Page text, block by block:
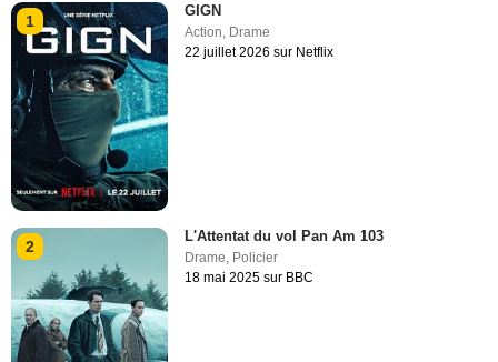
1
GIGN
Action Drame
22 juillet 2026 sur Netflix
2
L'Attentat du vol Pan Am 103
Drame, Policier
18 mai 2025 sur BBC